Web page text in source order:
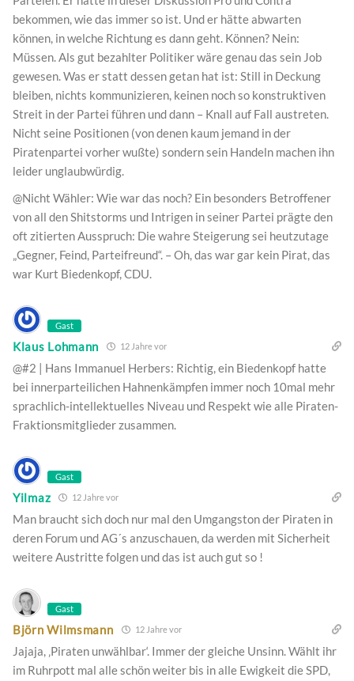
bekommen, wie das immer so ist. Und er hätte abwarten
können, in welche Richtung es dann geht. Können? Nein:
Müssen. Als gut bezahlter Politiker wäre genau das sein Job
gewesen. Was er statt dessen getan hat ist: Still in Deckung
bleiben, nichts kommunizieren, keinen noch so konstruktiven
Streit in der Partei führen und dann – Knall auf Fall austreten.
Nicht seine Positionen (von denen kaum jemand in der
Piratenpartei vorher wußte) sondern sein Handeln machen ihn
leider unglaubwürdig.
@Nicht Wähler: Wie war das noch? Ein besonders Betroffener
von all den Shitstorms und Intrigen in seiner Partei prägte den
oft zitierten Ausspruch: Die wahre Steigerung sei heutzutage
„Gegner, Feind, Parteifreund“. – Oh, das war gar kein Pirat, das
war Kurt Biedenkopf, CDU.
Gast
Klaus Lohmann 12 Jahre vor
@#2 | Hans Immanuel Herbers: Richtig, ein Biedenkopf hatte
bei innerparteilichen Hahnenkämpfen immer noch 10mal mehr
sprachlich-intellektuelles Niveau und Respekt wie alle Piraten-
Fraktionsmitglieder zusammen.
Gast
Yilmaz 12 Jahre vor
Man braucht sich doch nur mal den Umgangston der Piraten in
deren Forum und AG´s anzuschauen, da werden mit Sicherheit
weitere Austritte folgen und das ist auch gut so !
Gast
Björn Wilmsmann 12 Jahre vor
Jajaja, ‚Piraten unwählbar‘. Immer der gleiche Unsinn. Wählt ihr
im Ruhrpott mal alle schön weiter bis in alle Ewigkeit die SPD,